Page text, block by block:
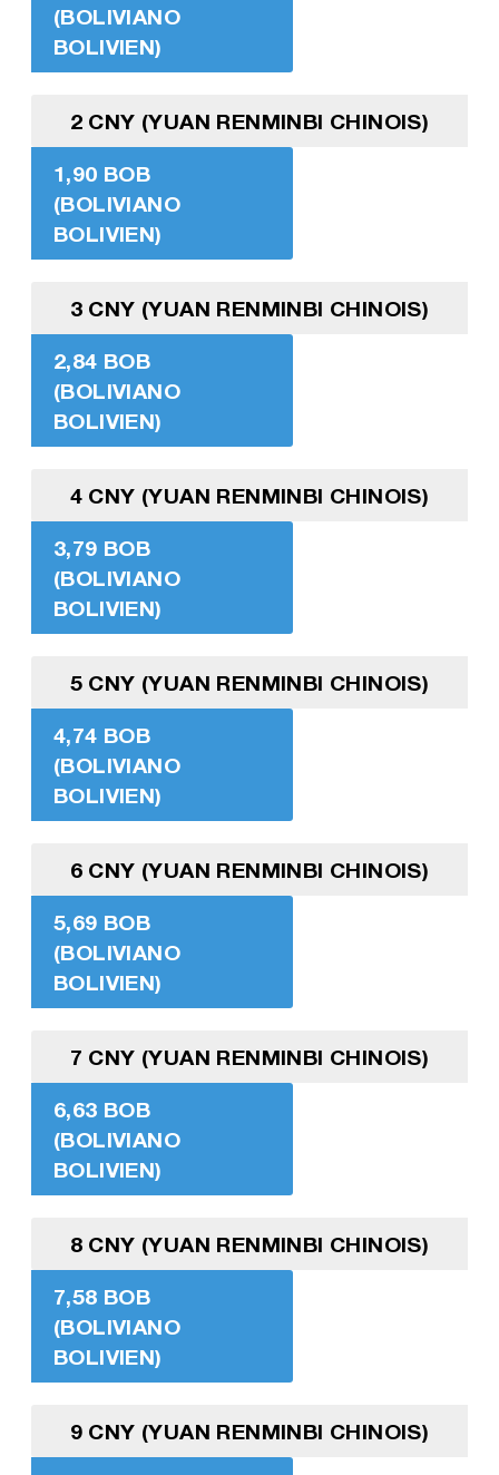
(BOLIVIANO
BOLIVIEN)
2 CNY (YUAN RENMINBI CHINOIS)
1,90 BOB
(BOLIVIANO
BOLIVIEN)
3 CNY (YUAN RENMINBI CHINOIS)
2,84 BOB
(BOLIVIANO
BOLIVIEN)
4 CNY (YUAN RENMINBI CHINOIS)
3,79 BOB
(BOLIVIANO
BOLIVIEN)
5 CNY (YUAN RENMINBI CHINOIS)
4,74 BOB
(BOLIVIANO
BOLIVIEN)
6 CNY (YUAN RENMINBI CHINOIS)
5,69 BOB
(BOLIVIANO
BOLIVIEN)
7 CNY (YUAN RENMINBI CHINOIS)
6,63 BOB
(BOLIVIANO
BOLIVIEN)
8 CNY (YUAN RENMINBI CHINOIS)
7,58 BOB
(BOLIVIANO
BOLIVIEN)
9 CNY (YUAN RENMINBI CHINOIS)